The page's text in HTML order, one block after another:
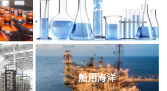
化工
船用海洋